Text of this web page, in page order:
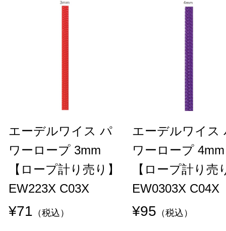
エーデルワイス パ
ワーロープ 3mm
【ロープ計り売り】
EW223X C03X
¥71 （税込）
エーデルワイス
ワーロープ 4mm
【ロープ計り売
EW0303X C04X
¥95 （税込）